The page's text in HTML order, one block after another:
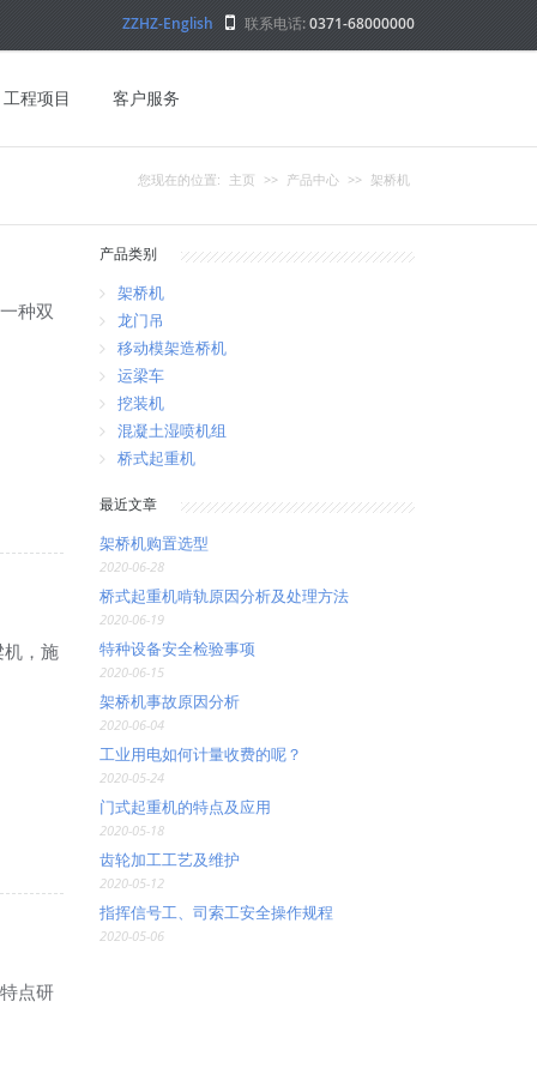
ZZHZ-English 联系电话:0371-68000000
工程项目 客户服务
您现在的位置: 主页 >> 产品中心 >> 架桥机
种双
，施
点研
产品类别
架桥机
龙门吊
移动模架造桥机
运梁车
挖装机
混凝土湿喷机组
桥式起重机
最近文章
架桥机购置选型
2020-06-28
桥式起重机啃轨原因分析及处理方法
2020-06-19
特种设备安全检验事项
2020-06-15
架桥机事故原因分析
2020-06-04
工业用电如何计量收费的呢？
2020-05-24
门式起重机的特点及应用
2020-05-18
齿轮加工工艺及维护
2020-05-12
指挥信号工、司索工安全操作规程
2020-05-06